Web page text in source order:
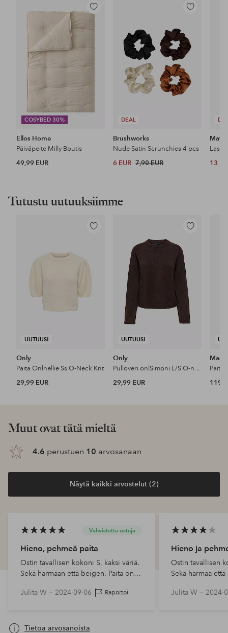
COSYBED 30%
Lisää
Ellos Home
Päiväpeite Milly Boutis
49,99 EUR
DEAL
Lisää
Brushworks
Nude Satin Scrunchies 4 pcs
6 EUR 7,90 EUR 13
Tutustu uutuuksiimme
UUTUUS!
Lisää
Only
Paita Onlnellie Ss O-Neck Knt
29,99 EUR
UUTUUS!
Lisää
Only
Pulloveri onlSimoni L/S O-neck Knt N
29,99 EUR
Masai
Paita
119
Muut ovat tätä mieltä
4.6 perustuen 10 arvosanaan
Näytä kaikki arvostelut (2)
Vahvistettu ostaja
Hieno, pehmeä paita
Ostin tavallisen kokoni S, kaksi väriä.
Sekä harmaan että beigen. Paita on
mukava. Saa nähdä mitä tapahtuu
Julita W — 2024-09-06 Raportoi
Hieno ja
Ostin tavallisen
Sekä harmaa
mukava. Saa
Julita W — 2024-
Tietoa arvosanoista